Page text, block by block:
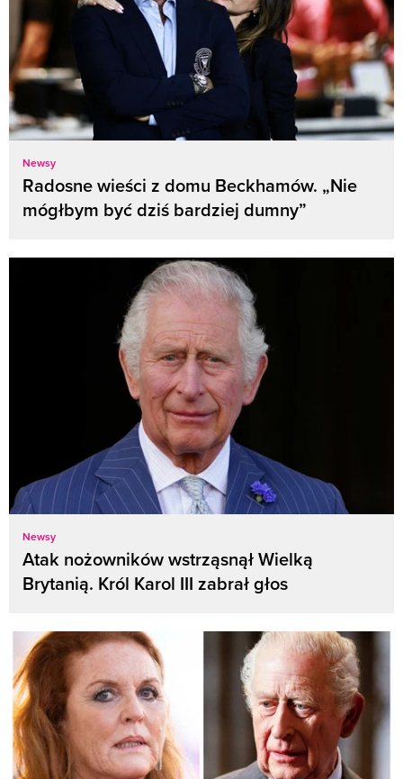
Newsy
Radosne wieści z domu Beckhamów. „Nie
mógłbym być dziś bardziej dumny”
Newsy
Atak nożowników wstrząsnął Wielką
Brytanią. Król Karol III zabrał głos